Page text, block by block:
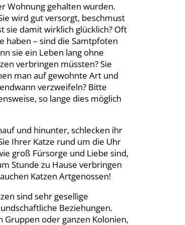
Wohnung gehalten wurden.
wird gut versorgt, beschmust
sie damit wirklich glücklich? Oft
haben – sind die Samtpfoten
sie ein Leben lang ohne
verbringen müssten? Sie
man auf gewohnte Art und
verzweifeln? Bitte
so lange dies möglich
und hinunter, schlecken ihr
Ihrer Katze rund um die Uhr
groß Fürsorge und Liebe sind,
Stunde zu Hause verbringen
Katzen Artgenossen!
sind sehr gesellige
Beziehungen.
Gruppen oder ganzen Kolonien,